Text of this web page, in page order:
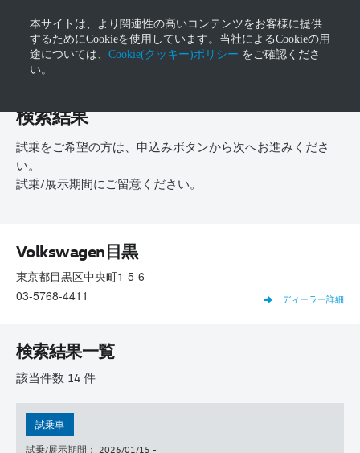
検索結果
試乗をご希望の方は、申込みボタンから次へお進みくださ
い。
試乗/展示期間にご留意ください。
Volkswagen目黒
東京都目黒区中央町1-5-6
03-5768-4411
ディーラー詳細
検索結果一覧
該当件数 14 件
試乗車
試乗/展示期間： 2026/01/15 -
本サイトは、より関連性の高いコンテンツをお客様に提供
するためにCookieを使用しています。当社によるCookieの用
途については、 Cookie(クッキー)ポリシー をご確認くださ
い。